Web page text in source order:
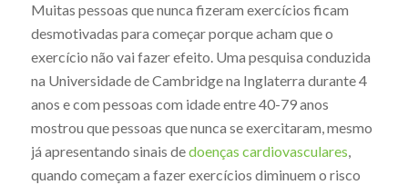
Muitas pessoas que nunca fizeram exercícios ficam
desmotivadas para começar porque acham que o
exercício não vai fazer efeito. Uma pesquisa conduzida
na Universidade de Cambridge na Inglaterra durante 4
anos e com pessoas com idade entre 40-79 anos
mostrou que pessoas que nunca se exercitaram, mesmo
já apresentando sinais dedoenças cardiovasculares,
quando começam a fazer exercícios diminuem o risco